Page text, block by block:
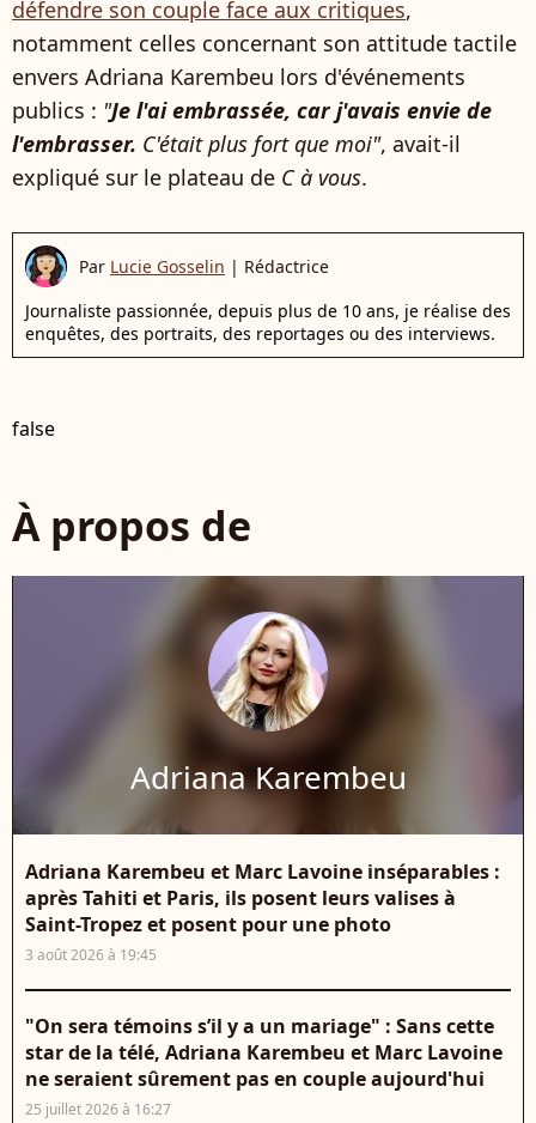
défendre son couple face aux critiques,
notamment celles concernant son attitude tactile
envers Adriana Karembeu lors d'événements
publics : "Je l'ai embrassée, car j'avais envie de
l'embrasser. C'était plus fort que moi", avait-il
expliqué sur le plateau de C à vous.
Par Lucie Gosselin | Rédactrice
Journaliste passionnée, depuis plus de 10 ans, je réalise des
enquêtes, des portraits, des reportages ou des interviews.
false
À propos de
Adriana Karembeu
Adriana Karembeu et Marc Lavoine inséparables :
après Tahiti et Paris, ils posent leurs valises à
Saint-Tropez et posent pour une photo
3 août 2026 à 19:45
"On sera témoins s’il y a un mariage" : Sans cette
star de la télé, Adriana Karembeu et Marc Lavoine
ne seraient sûrement pas en couple aujourd'hui
25 juillet 2026 à 16:27